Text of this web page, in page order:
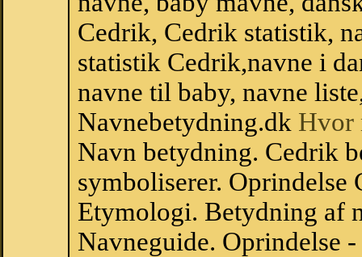
Cedrik, Cedrik statistik,
statistik Cedrik,navne i
navne til baby, navne
Navnebetydning.dk Hvor
Navn betydning. Cedrik
symboliserer. Oprindelse
Etymologi. Betydning af
Navneguide. Oprindelse